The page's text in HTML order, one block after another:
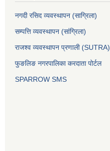
नगदी रसिद व्यवस्थापन (साग्रिला)
सम्पत्ति व्यवस्थापन (सांग्रिला)
राजश्व व्यवस्थापन प्रणाली (SUTRA)
फुङलिङ नगरपालिका करदाता पोर्टल
SPARROW SMS